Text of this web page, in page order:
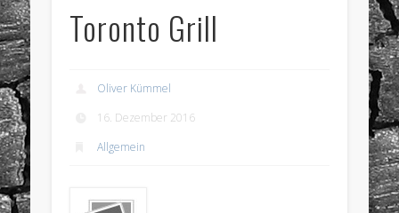
Toronto Grill
Oliver Kümmel
16. Dezember 2016
Allgemein